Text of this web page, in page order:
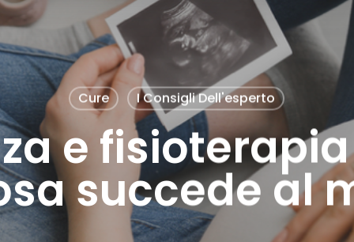
Cure I Consigli Dell'esperto
e
succede al